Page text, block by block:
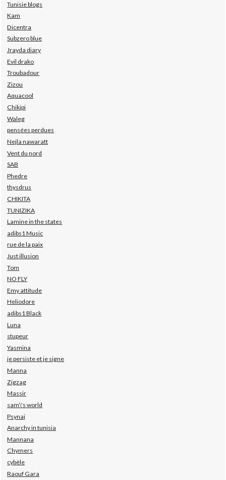
Tunisie blogs
Kam
Dicentra
Subzero blue
Jrayda diary
Evil drako
Troubadour
Zizou
Aquacool
Chikipi
Waleg
pensées perdues
Nejla nawaratt
Vent du nord
SAB
Phedre
thysdrus
CHIKITA
TUNIZIKA
Lamine in the states
adibs1 Music
rue de la paix
Just illusion
Tom
NO FLY
Emy attitude
Heliodore
adibs1 Black
Luna
stupeur
Yasmina
je persiste et je signe
Manna
Zigzag
Massir
sam\'s world
Psynaj
Anarchy in tunisia
Mannana
Chymers
cybèle
Raouf Gara